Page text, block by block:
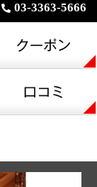
03-3363-5666